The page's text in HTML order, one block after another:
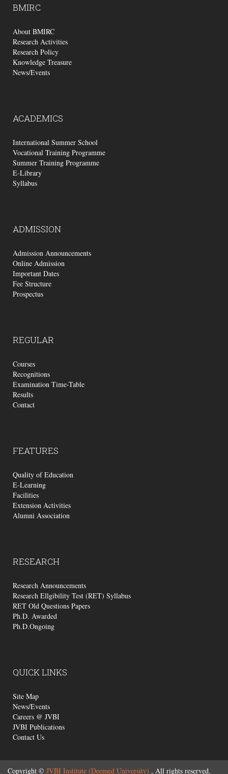
BMIRC
About BMIRC
Research Activities
Research Policy
Knowledge Treasure
News/Events
ACADEMICS
International Summer School
Vocational Training Programme
Summer Training Programme
E-Library
Syllabus
ADMISSION
Admission Announcements
Online Admission
Important Dates
Fee Structure
Prospectus
REGULAR
Courses
Recognitions
Examination Time-Table
Results
Contact
FEATURES
Quality of Education
E-Learning
Facilities
Extension Activities
Alumni Association
RESEARCH
Research Announcements
Research Ellgibility Test (RET) Syllabus
RET Old Questions Papers
Ph.D. Awarded
Ph.D.Ongoing
QUICKLINKS
Site Map
News/Events
Careers @ JVBI
JVBI Publications
Contact Us
Copyright © JVBI Institute (Deemed University) , All rights reserved.